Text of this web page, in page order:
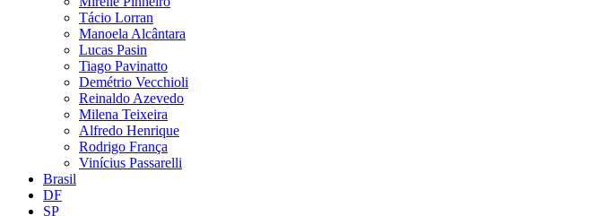
Tácio Lorran
Manoela Alcântara
Lucas Pasin
Tiago Pavinatto
Demétrio Vecchioli
Reinaldo Azevedo
Milena Teixeira
Alfredo Henrique
Rodrigo França
Vinícius Passarelli
Brasil
DF
SP